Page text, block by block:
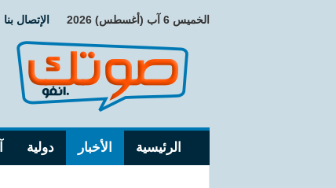
الخميس 6 آب (أغسطس) 2026 الإتصال بنا
الرئيسية الأخبار دولية